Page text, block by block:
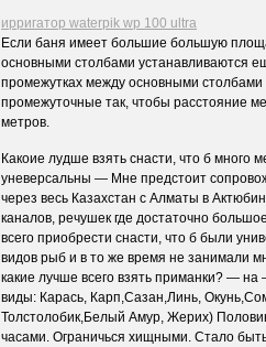
ирригатор waterpik wp 100 ultra
Если баня имеет большие большую
основными столбами устанавливаются
промежутках между основными
промежуточные так, чтобы расстояние
метров.
Какоие лудше взять снасти, что б много
уневерсальны — Мне предстоит
через весь Казахстан с Алматы в
каналов, речушек где достаточно
всего приобрести снасти, что б были
видов рыб и в то же время не занимали
какие лучше всего взять приманки? —
виды: Карась, Карп,Сазан,Линь,
Толстолобик,Белый Амур, Жерих)
часами. Ограничься хищными. Стало